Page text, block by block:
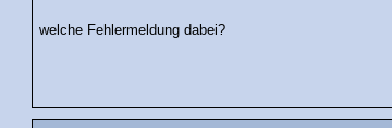
welche Fehlermeldung dabei?